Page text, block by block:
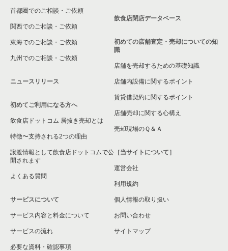
首都圏でのご相談・ご依頼
関西でのご相談・ご依頼
東海でのご相談・ご依頼
九州でのご相談・ご依頼
ニュースリリース
初めてご利用になる方へ
飲食店ドットコム 居抜き売却とは
特徴〜支持される2つの理由
譲渡情報として飲食店ドットコムで公
開されます
よくある質問
サービスについて
サービス内容と料金について
サービスの流れ
必要な資料・確認事項
飲食店閉店データベース
初めての店舗査定・売却についての知
識
店舗を売却するための基礎知識
店舗内設備に関するポイント
賃貸借契約に関するポイント
店舗売却に関する心構え
売却現場のＱ＆Ａ
［当サイトについて］
運営会社
利用規約
個人情報の取り扱い
お問い合わせ
サイトマップ